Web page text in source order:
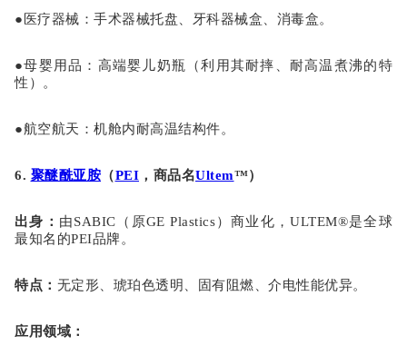
● 医疗器械 ：手术器械托盘、牙科器械盒、消毒盒。
●母婴用品 ：高端婴儿奶瓶（利用其耐摔、耐高温煮沸的特
性）。
●航空航天 ：机舱内耐高温结构件。
6. 聚醚酰亚胺 （PEI ，商品名Ultem™）
出身 ： 由SABIC（原GE Plastics）商业化，ULTEM®是全球
最知名的PEI品牌。
特点 ： 无定形、琥珀色透明、固有阻燃、介电性能优异。
应用领域 ：